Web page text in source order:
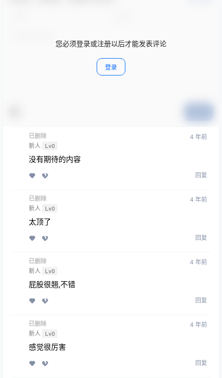
您必须登录或注册以后才能发表评论
登录
已删除
新人 Lv0
4 年前
没有期待的内容
回复
已删除
新人 Lv0
4 年前
太顶了
回复
已删除
新人 Lv0
4 年前
屁股很翘,不错
回复
已删除
新人 Lv0
4 年前
感觉很厉害
回复